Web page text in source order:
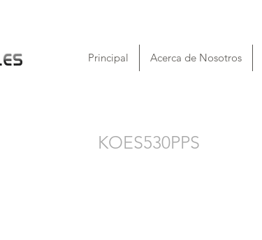
Principal Acerca de Nosotros
KOES530PPS